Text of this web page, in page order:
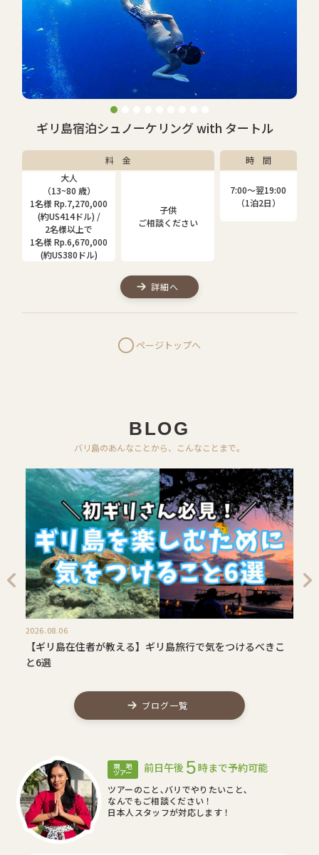
ギリ島宿泊シュノーケリング with タートル
料 金
大人
（13~80 歳）
1名様 Rp.7,270,000
(約US414ドル) /
2名様以上で
1名様 Rp.6,670,000
(約US380ドル)
子供
ご相談ください
時 間
7:00〜翌19:00
（1泊2日）
詳細へ
ページトップへ
BLOG
バリ島のあんなことから、こんなことまで。
2026.08.06
【ギリ島在住者が教える】ギリ島旅行で気をつけるべきこ
と6選
ブログ一覧
現 地
ツアー 前日午後 5時まで予約可能
ツアーのこと､バリでやりたいこと､
なんでもご相談ください！
日本人スタッフが対応します！